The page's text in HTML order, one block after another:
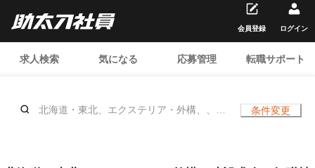
求人検索 気になる 応募管理 転職サポート
会員登録 ログイン
北海道・東北、エクステリア・外構、、年
条件変更